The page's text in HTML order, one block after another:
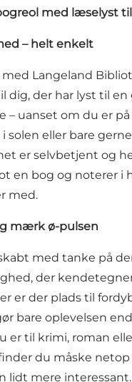
med læselyst
– helt enkelt
med Langeland
dig, der har lyst til en
– uanset om du er
solen eller bare
er selvbetjent og
en bog og noterer i
med.
mærk ø-pulsen
med tanke på
der
er der plads til
bare oplevelsen
er til krimi, roman
du måske netop
lidt mere interessant.